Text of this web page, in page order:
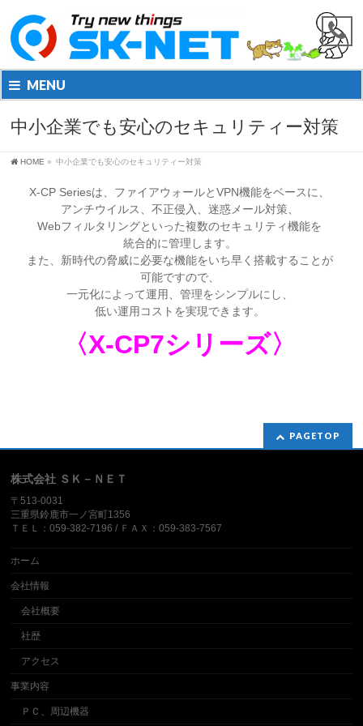
MENU
中小企業でも安心のセキュリティー対策
HOME » 中小企業でも安心のセキュリティー対策
X-CP Seriesは、ファイアウォールとVPN機能をベースに、
アンチウイルス、不正侵入、迷惑メール対策、
Webフィルタリングといった複数のセキュリティ機能を
統合的に管理します。
また、新時代の脅威に必要な機能をいち早く搭載することが
可能ですので、
一元化によって運用、管理をシンプルにし、
低い運用コストを実現できます。
〈X-CP7シリーズ〉
PAGETOP
株式会社 ＳＫ－ＮＥＴ
〒513-0031
三重県鈴鹿市一ノ宮町1356
ＴＥＬ：059-382-7196 / ＦＡＸ：059-383-7567
ホーム
会社情報
会社概要
社歴
アクセス
事業内容
ＰＣ、周辺機器